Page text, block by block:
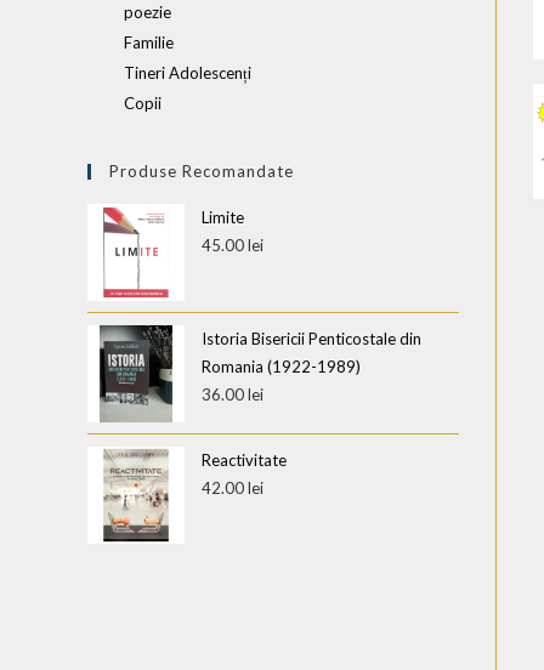
poezie
Familie
Tineri Adolescenți
Copii
Produse Recomandate
Limite
45.00lei
Istoria Bisericii Penticostale din
Romania (1922-1989)
36.00lei
Reactivitate
42.00lei